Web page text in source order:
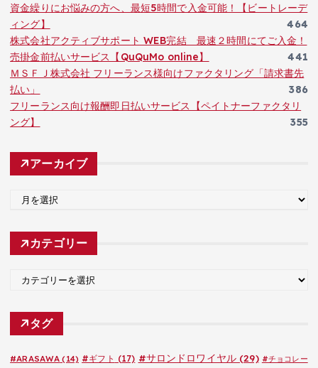
資金繰りにお悩みの方へ、最短5時間で入金可能！【ビートレーデ
ィング】
464
株式会社アクティブサポート WEB完結 最速２時間にてご入金！
売掛金前払いサービス【QuQuMo online】
441
ＭＳＦＪ株式会社 フリーランス様向けファクタリング「請求書先
払い」
386
フリーランス向け報酬即日払いサービス【ペイトナーファクタリ
ング】
355
アーカイブ
カ
カテゴリー
ゴ
タグ
#ARASAWA (14) #ギフト (17) #サロンドロワイヤル(29) #チョコレー